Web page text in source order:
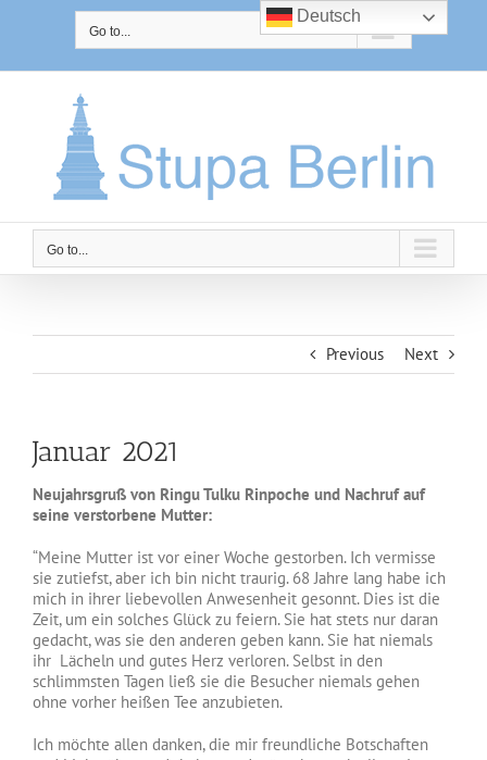
Go to...
Go to...
Previous Next
Januar 2021
Neujahrsgruß von Ringu Tulku Rinpoche und Nachruf auf
seine verstorbene Mutter:
“Meine Mutter ist vor einer Woche gestorben. Ich vermisse
sie zutiefst, aber ich bin nicht traurig. 68 Jahre lang habe ich
mich in ihrer liebevollen Anwesenheit gesonnt. Dies ist die
Zeit, um ein solches Glück zu feiern. Sie hat stets nur daran
gedacht, was sie den anderen geben kann. Sie hat niemals
ihr Lächeln und gutes Herz verloren. Selbst in den
schlimmsten Tagen ließ sie die Besucher niemals gehen
ohne vorher heißen Tee anzubieten.
Ich möchte allen danken, die mir freundliche Botschaften
Deutsch